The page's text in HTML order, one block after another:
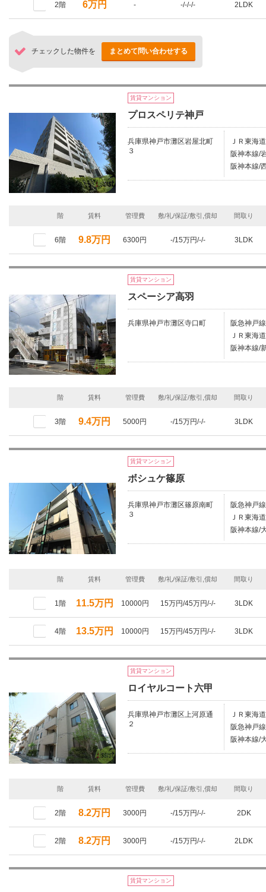
2階 6万円 - -/-/-/- 2LDK
チェックした物件を まとめて問い合わせする
賃貸マンション
プロスペリテ神戸
兵庫県神戸市灘区岩屋北町
３
ＪＲ東海
阪神本線/
阪神本線/
階 賃料 管理費 敷/礼/保証/敷引,償却 間取り
6階 9.8万円 6300円 -/15万円/-/- 3LDK
賃貸マンション
スペーシア高羽
兵庫県神戸市灘区寺口町
阪急神戸
ＪＲ東海
阪神本線/
階 賃料 管理費 敷/礼/保証/敷引,償却 間取り
3階 9.4万円 5000円 -/15万円/-/- 3LDK
賃貸マンション
ボシュケ篠原
兵庫県神戸市灘区篠原南町
３
阪急神戸
ＪＲ東海
阪神本線/
階 賃料 管理費 敷/礼/保証/敷引,償却 間取り
1階 11.5万円 10000円 15万円/45万円/-/- 3LDK
4階 13.5万円 10000円 15万円/45万円/-/- 3LDK
賃貸マンション
ロイヤルコート六甲
兵庫県神戸市灘区上河原通
２
ＪＲ東海
阪急神戸
阪神本線/
階 賃料 管理費 敷/礼/保証/敷引,償却 間取り
2階 8.2万円 3000円 -/15万円/-/- 2DK
2階 8.2万円 3000円 -/15万円/-/- 2LDK
賃貸マンション